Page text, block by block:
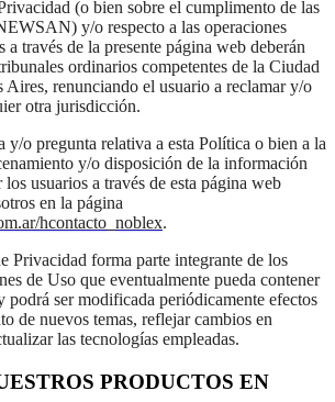
(o bien sobre el cumplimento de las
y/o respecto a las operaciones
a través de la presente página web deberán
ordinarios competentes de la Ciudad
Aires, renunciando el usuario a reclamar y/o
otra jurisdicción.
y/o pregunta relativa a esta Política o bien a la
y/o disposición de la información
usuarios a través de esta página web
en la página
hcontacto_noblex.
Privacidad forma parte integrante de los
de Uso que eventualmente pueda contener
podrá ser modificada periódicamente efectos
de nuevos temas, reflejar cambios en
las tecnologías empleadas.
PRODUCTOS EN